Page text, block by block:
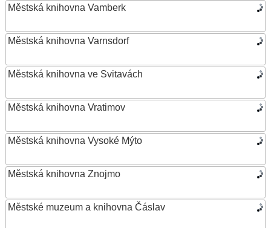
Městská knihovna Vamberk
Městská knihovna Varnsdorf
Městská knihovna ve Svitavách
Městská knihovna Vratimov
Městská knihovna Vysoké Mýto
Městská knihovna Znojmo
Městské muzeum a knihovna Čáslav